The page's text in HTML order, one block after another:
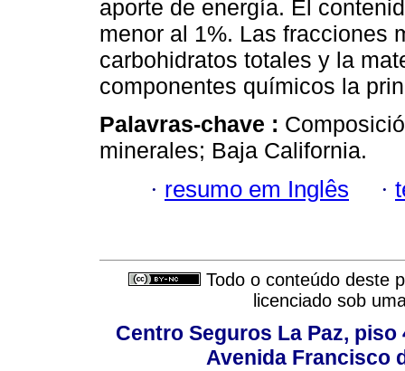
aporte de energía. El
menor al 1%. Las fracciones
carbohidratos totales y la
componentes químicos la
Palavras-chave :
minerales; Baja California.
· resumo em Inglês ·
Todo o conteúdo deste
licenciado sob
Centro Seguros La Paz,
Avenida Francisco